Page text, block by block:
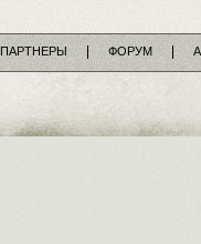
ПАРТНЕРЫ ФОРУМ